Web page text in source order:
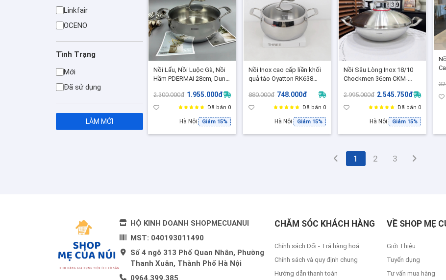
Linkfair
OCENO
Tình Trạng
Mới
Đã sử dụng
LÀM MỚI
Nồi Lẩu, Nồi Luộc Gà, Nồi
Hầm PDERMAI 28cm, Dung
Cấp 18/10 Đúc Nguyên
Khối
2.300.000đ 1.955.000đ
Đã bán 0
Hà Nội Giảm 15%
Nồi Inox cao cấp liền khối
quả táo Oyatton RK638
880.000đ 748.000đ
Đã bán 0
Hà Nội Giảm 15%
Nồi Sâu Lòng Inox 18/10
Chockmen 36cm CKM-
Lý Tưởng Cho Rang Xào,
Ninh Hầm - C247
2.995.000đ 2.545.750đ
Đã bán 0
Hà Nội Giảm 15%
1 2 3
HỘ KINH DOANH SHOPMECUANUI
MST: 040193011490
Số 4 ngõ 313 Phố Quan Nhân, Phường
Thanh Xuân, Thành Phố Hà Nội
0964.399.385
CHĂM SÓC KHÁCH HÀNG
Chính sách Đổi - Trả hàng hoá
Chính sách và quy định chung
Hướng dẫn thanh toán
VỀ SHOP MẸ
Giới Thiệu
Tuyển dụng
Tư vấn mua hàng